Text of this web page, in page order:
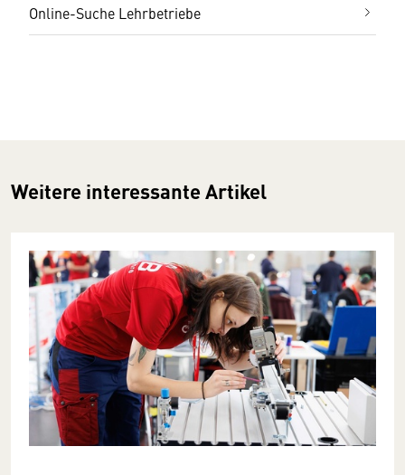
Online-Suche Lehrbetriebe
Weitere interessante Artikel